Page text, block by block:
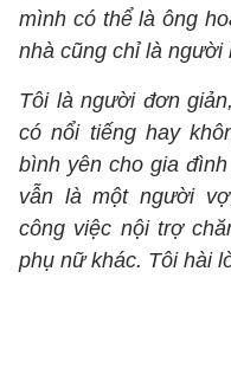
mình có thể là ông
nhà cũng chỉ là người
Tôi là người đơn
có nổi tiếng hay
bình yên cho gia
vẫn là một người
công việc nội trợ
phụ nữ khác. Tôi hài